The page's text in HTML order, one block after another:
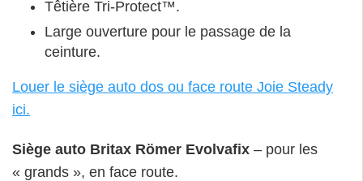
Têtière Tri-Protect™.
Large ouverture pour le passage de la
ceinture.
Louer le siège auto dos ou face route Joie Steady
ici.
Siège auto Britax Römer Evolvafix – pour les
« grands », en face route.